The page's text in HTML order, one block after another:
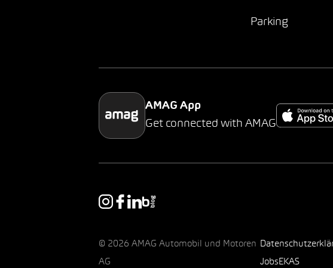
Parking
AMAG App
Get connected with AMAG
© 2026 AMAG Automobil und Motoren
AG Jobs EKAS